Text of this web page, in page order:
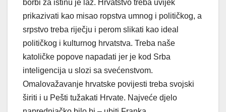
borbi za istinu je laž. Hrvatstvo treba uvijek
prikazivati kao misao ropstva umnog i političkog, a
srpstvo treba riječju i perom slikati kao ideal
političkog i kulturnog hrvatstva. Treba naše
katoličke popove napadati jer je kod Srba
inteligencija u slozi sa svećenstvom.
Omalovažavanje hrvatske povijesti treba svojski
širiti i u Pešti tužakati Hrvate. Najveće djelo